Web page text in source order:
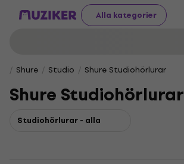
Alla kategorier
Shure Studio Shure Studiohörlurar
Shure Studiohörlurar
Studiohörlurar - alla